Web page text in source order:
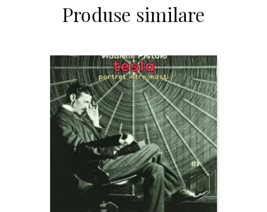
Produse similare